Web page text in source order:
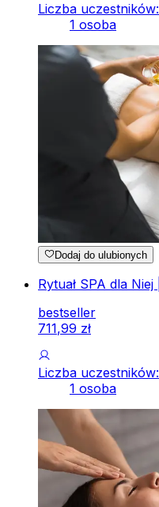
Liczba
1 osoba
Dodaj do ulubionych
Rytuał SPA dla Niej
bestseller
711,99 zł
Liczba
1 osoba